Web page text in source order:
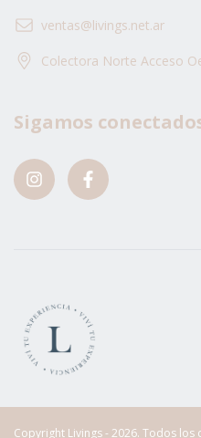
ventas@livings.net.ar
Colectora Norte Acceso
Sigamos
Copyright Livings - 2026. Todos